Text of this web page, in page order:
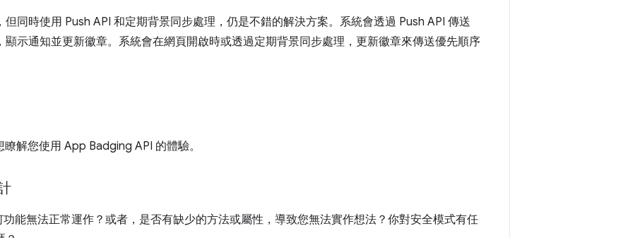
但同時使用 Push API 和定期背景同步處理，仍是不錯的解決方案。系統會透過 Push API 傳送
顯示通知並更新徽章。系統會在網頁開啟時或透過定期背景同步處理，更新徽章來傳送優先順序
解您使用 App Badging API 的體驗。
功能無法正常運作？或者，是否有缺少的方法或屬性，導致您無法實作想法？你對安全模式有任